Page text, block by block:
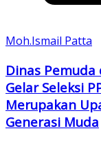
Moh.Ismail Patta
Dinas Pemuda
Gelar Seleksi
Merupakan
Generasi Muda